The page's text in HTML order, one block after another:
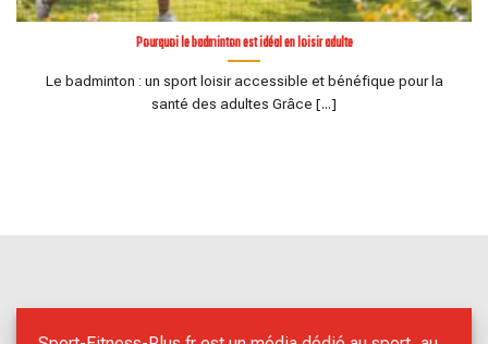
Pourquoi le badminton est idéal en loisir adulte
Le badminton : un sport loisir accessible et bénéfique pour la
santé des adultes Grâce [...]